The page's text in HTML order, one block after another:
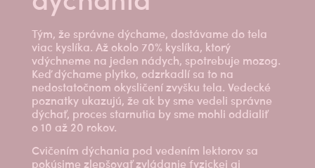
Tým, že správne dýchame, dostávame do tela
viac kyslíka. Až okolo 70% kyslíka, ktorý
vdýchneme na jeden nádych, spotrebuje mozog.
Keď dýchame plytko, odzrkadlí sa to na
nedostatočnom okysličení zvyšku tela. Vedecké
poznatky ukazujú, že ak by sme vedeli správne
dýchať, proces starnutia by sme mohli oddialiť
o 10 až 20 rokov.
Cvičením dýchania pod vedením lektorov sa
pokúsime zlepšovať zvládanie fyzickej aj